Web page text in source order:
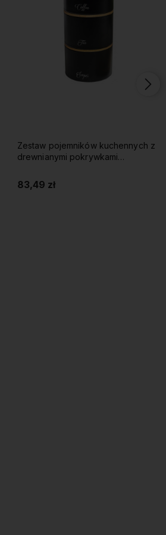
Zestaw pojemników kuchennych z
drewnianymi pokrywkami
83,49 zł